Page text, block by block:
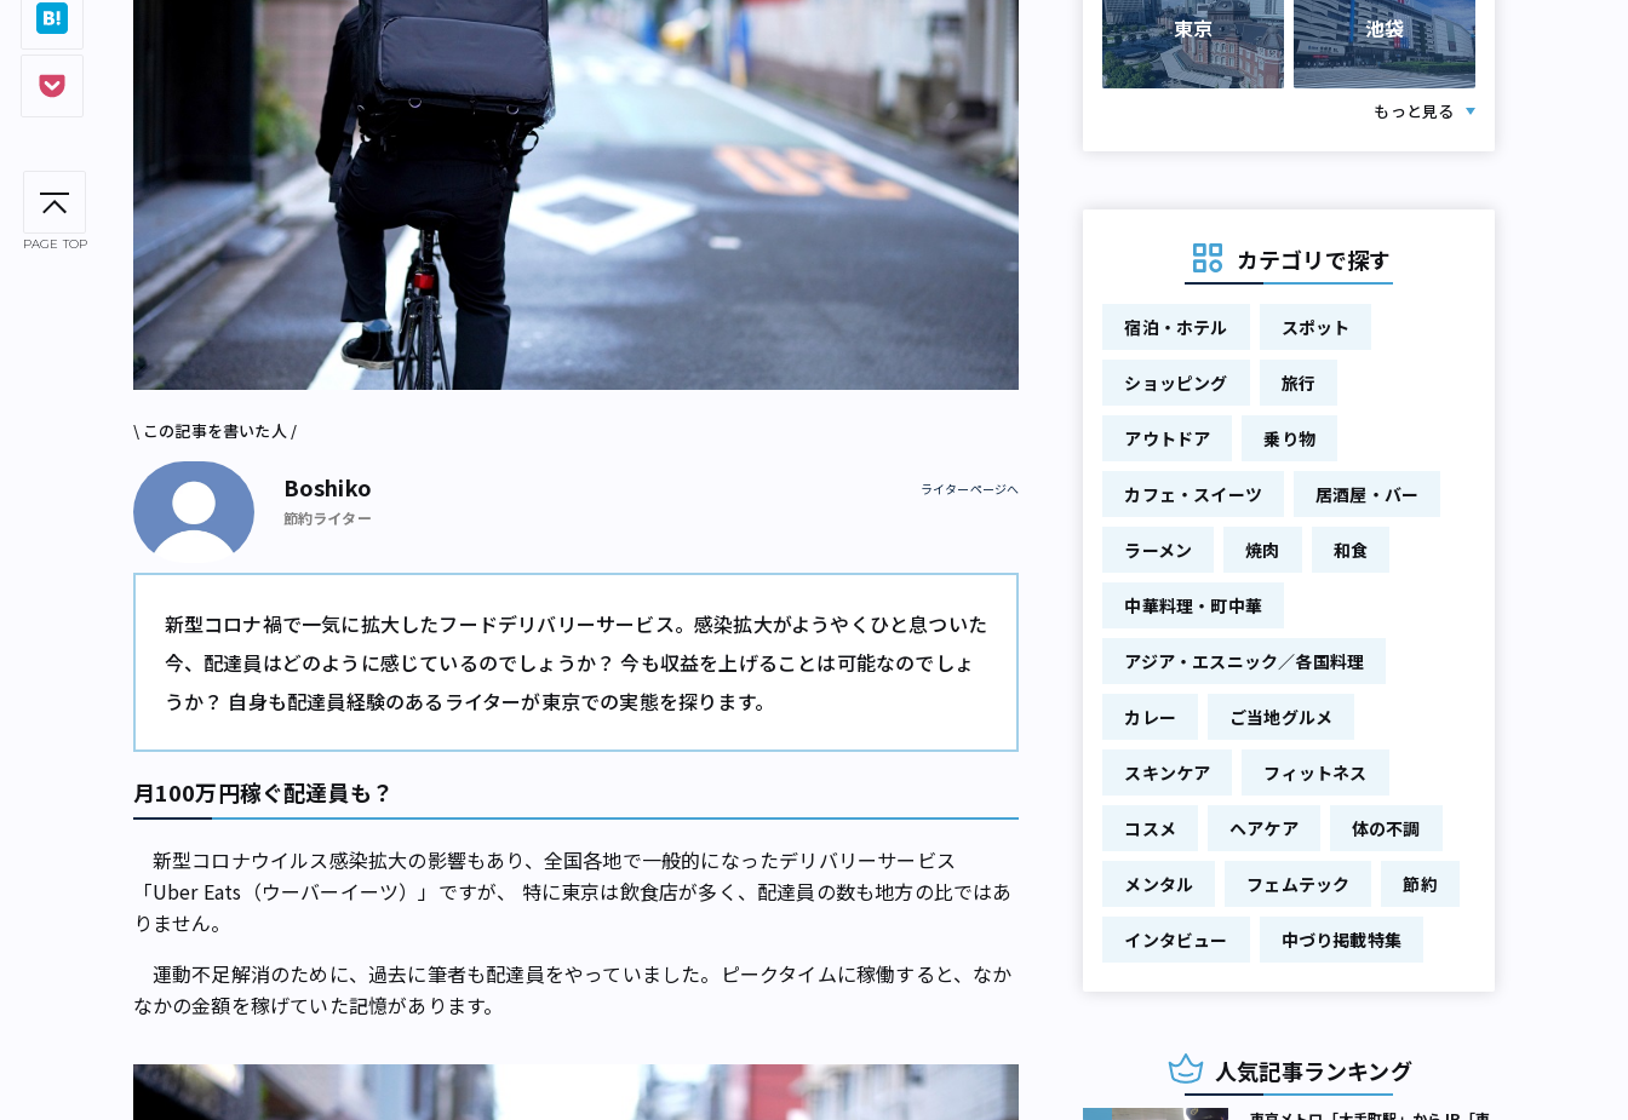
PAGE TOP
\ この記事を書いた人 /
Boshiko
節約ライター
ライターページへ
新型コロナ禍で一気に拡大したフードデリバリーサービス。感染拡大がようやくひと息ついた
今、配達員はどのように感じているのでしょうか？ 今も収益を上げることは可能なのでしょ
うか？ 自身も配達員経験のあるライターが東京での実態を探ります。
月100万円稼ぐ配達員も？
新型コロナウイルス感染拡大の影響もあり、全国各地で一般的になったデリバリーサービス
「Uber Eats（ウーバーイーツ）」ですが、 特に東京は飲食店が多く、配達員の数も地方の比ではあ
りません。
運動不足解消のために、過去に筆者も配達員をやっていました。ピークタイムに稼働すると、なか
なかの金額を稼げていた記憶があります。
東京 池袋
もっと見る
カテゴリで探す
宿泊・ホテル スポット
ショッピング 旅行
アウトドア 乗り物
カフェ・スイーツ 居酒屋・バー
ラーメン 焼肉 和食
中華料理・町中華
アジア・エスニック／各国料理
カレー ご当地グルメ
スキンケア フィットネス
コスメ ヘアケア 体の不調
メンタル フェムテック 節約
インタビュー 中づり掲載特集
人気記事ランキング